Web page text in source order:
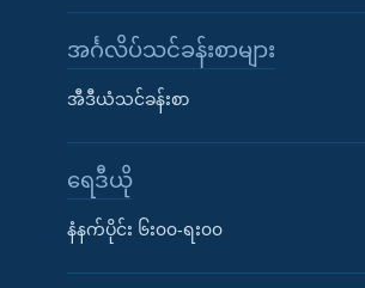
အင်္ဂလိပ်သင်ခန်းစာများ
အီဒီယံသင်ခန်းစာ
ရေဒီယို
နံနက်ပိုင်း ၆း၀၀-ရး၀၀